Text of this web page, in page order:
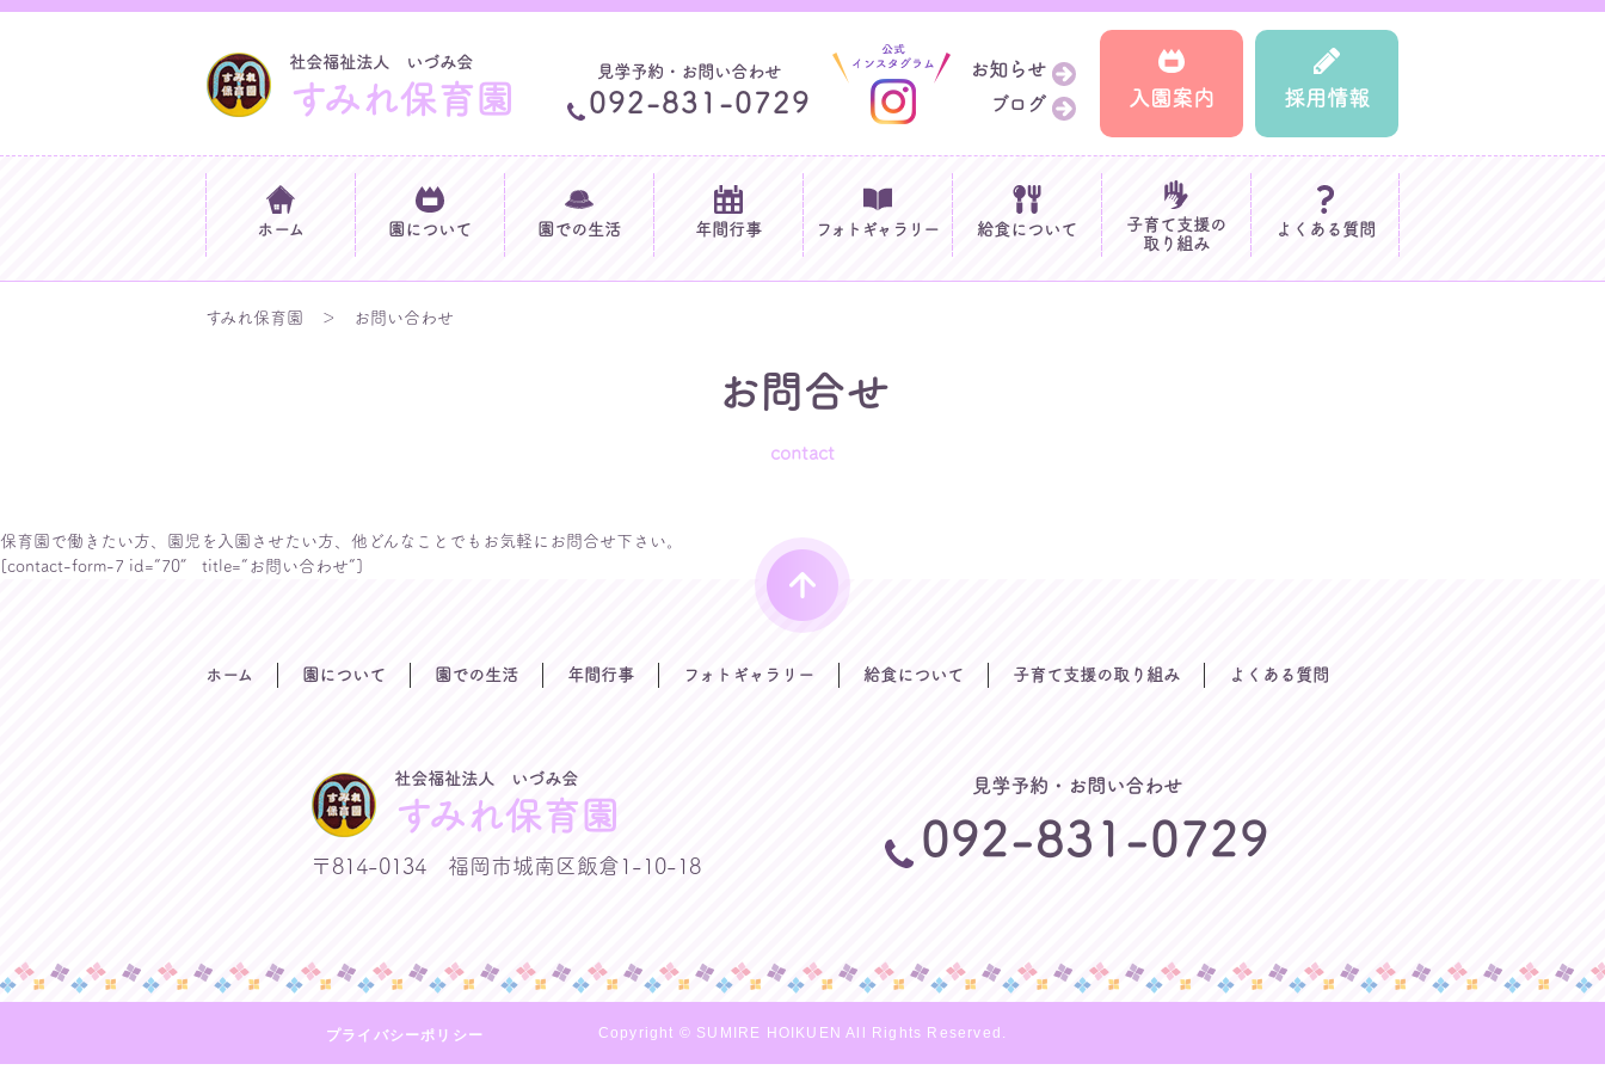
社会福祉法人 いづみ会
すみれ保育園
見学予約・お問い合わせ
092-831-0729
お知らせ
ブログ
入園案内 採用情報
ホーム 園について 園での生活 年間行事 フォトギャラリー 給食について
子育て支援の
取り組み
よくある質問
すみれ保育園 お問い合わせ
お問合せ
contact
保育園で働きたい方、園児を入園させたい方、他どんなことでもお気軽にお問合せ下さい。
[contact-form-7 id=”70″ title=”お問い合わせ”]
ホーム 園について 園での生活 年間行事 フォトギャラリー 給食について 子育て支援の取り組み よくある質問
社会福祉法人 いづみ会
すみれ保育園
〒814-0134 福岡市城南区飯倉1-10-18
見学予約・お問い合わせ
092-831-0729
Copyright © SUMIRE HOIKUEN All Rights Reserved.
プライバシーポリシー